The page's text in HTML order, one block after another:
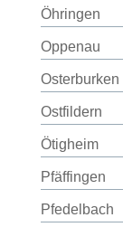
Öhringen
Oppenau
Osterburken
Ostfildern
Ötigheim
Pfäffingen
Pfedelbach